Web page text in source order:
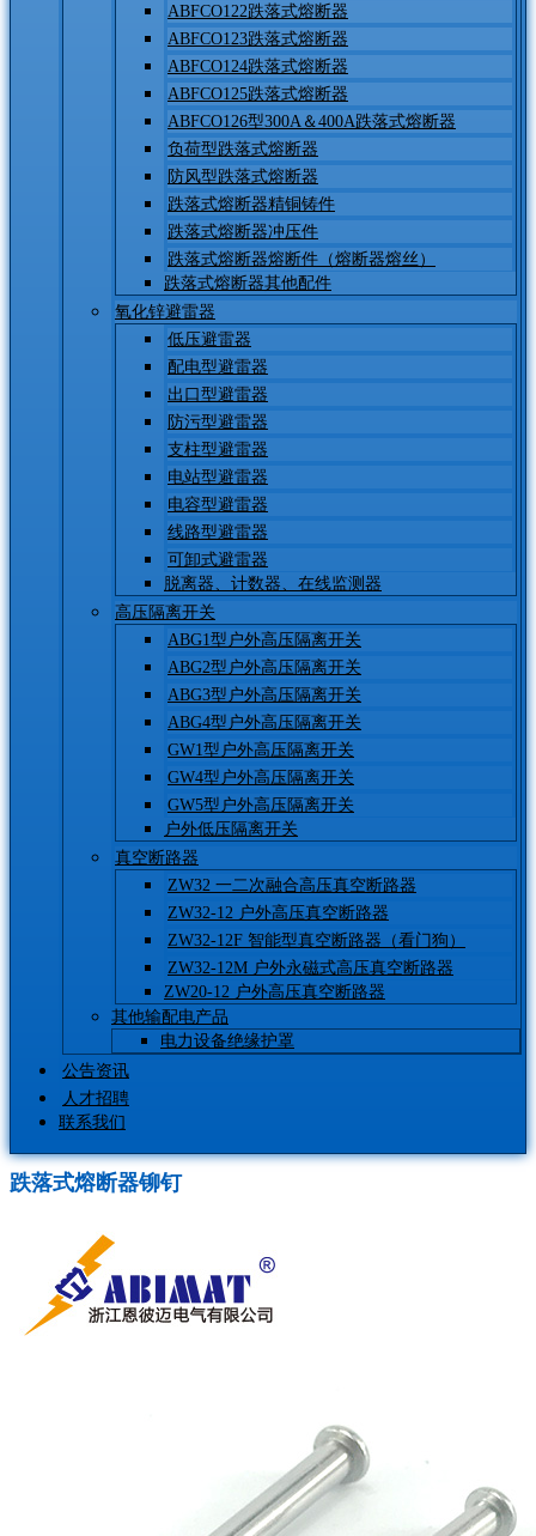
ABFCO122跌落式熔断器
ABFCO123跌落式熔断器
ABFCO124跌落式熔断器
ABFCO125跌落式熔断器
ABFCO126型300A＆400A跌落式熔断器
负荷型跌落式熔断器
防风型跌落式熔断器
跌落式熔断器精铜铸件
跌落式熔断器冲压件
跌落式熔断器熔断件（熔断器熔丝）
跌落式熔断器其他配件
氧化锌避雷器
低压避雷器
配电型避雷器
出口型避雷器
防污型避雷器
支柱型避雷器
电站型避雷器
电容型避雷器
线路型避雷器
可卸式避雷器
脱离器、计数器、在线监测器
高压隔离开关
ABG1型户外高压隔离开关
ABG2型户外高压隔离开关
ABG3型户外高压隔离开关
ABG4型户外高压隔离开关
GW1型户外高压隔离开关
GW4型户外高压隔离开关
GW5型户外高压隔离开关
户外低压隔离开关
真空断路器
ZW32 一二次融合高压真空断路器
ZW32-12 户外高压真空断路器
ZW32-12F 智能型真空断路器（看门狗）
ZW32-12M 户外永磁式高压真空断路器
ZW20-12 户外高压真空断路器
其他输配电产品
电力设备绝缘护罩
公告资讯
人才招聘
联系我们
跌落式熔断器铆钉